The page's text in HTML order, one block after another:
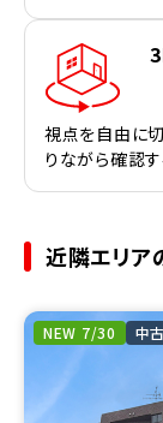
視点を自由に
りながら確認す
近隣エリア
NEW 7/30 中